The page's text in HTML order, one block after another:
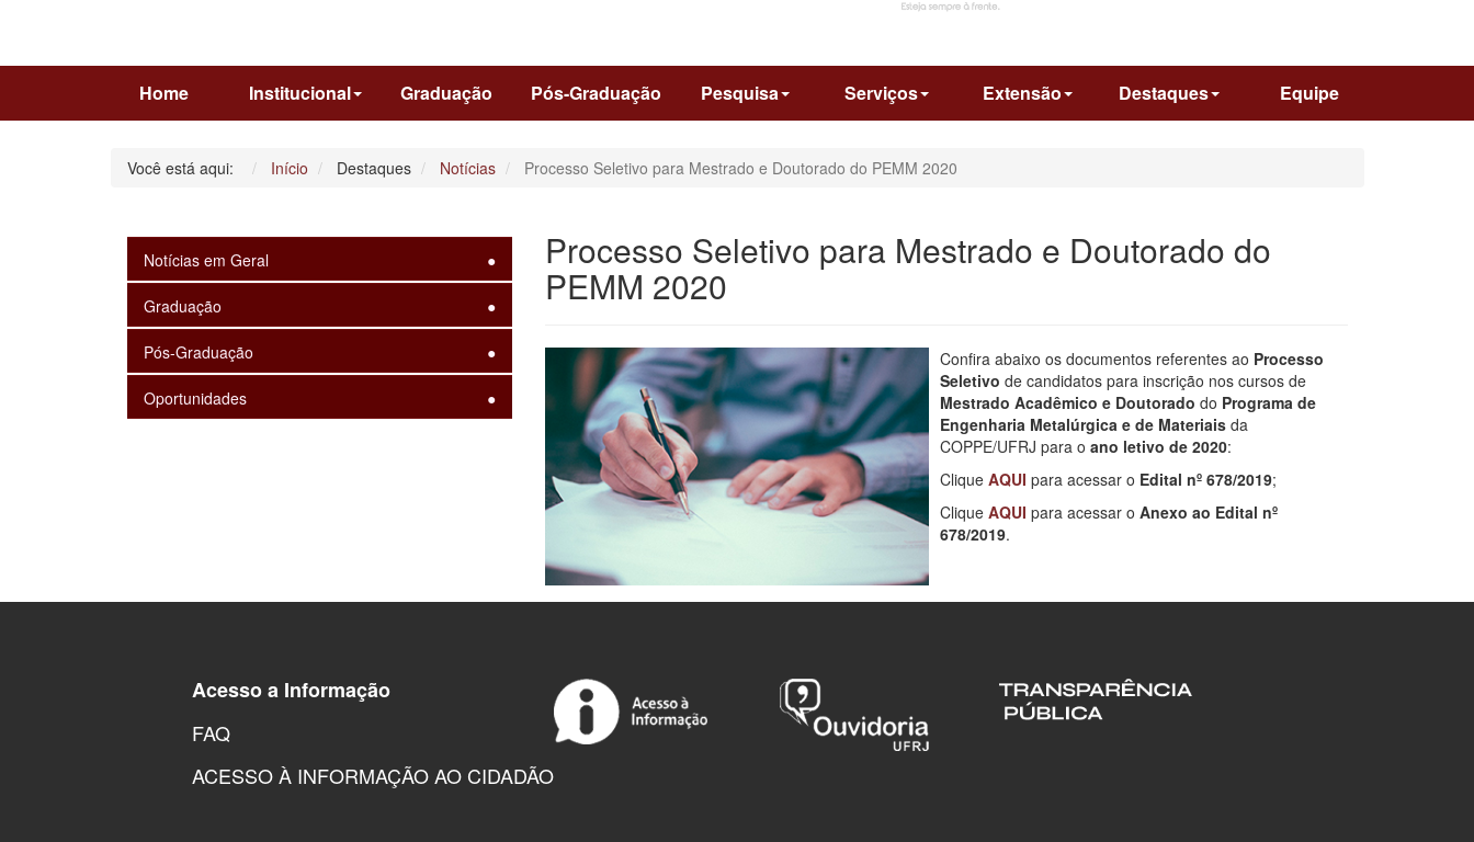
Home Institucional Graduação Pós-Graduação Pesquisa Serviços Extensão Destaques Equipe
Você está aqui: Início Destaques Notícias Processo Seletivo para Mestrado e Doutorado do PEMM 2020
Notícias em Geral
Graduação
Pós-Graduação
Oportunidades
Processo Seletivo para Mestrado e Doutorado do
PEMM 2020
Confira abaixo os documentos referentes ao Processo
Seletivo de candidatos para inscrição nos cursos de
Mestrado Acadêmico e Doutorado do Programa de
Engenharia Metalúrgica e de Materiaisda
COPPE/UFRJ para o ano letivo de 2020:
Clique AQUI para acessar o Edital nº 678/2019;
Clique AQUI para acessar o Anexo ao Edital nº
678/2019.
Acesso a Informação
FAQ
ACESSO À INFORMAÇÃO AO CIDADÃO